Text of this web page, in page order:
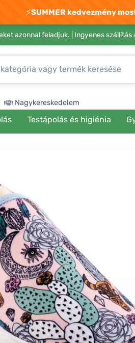
⚡SUMMER kedvezmény
azonnal feladjuk. | Ingyenes szállítás
Nagykereskedelem
Testápolás és higiénia